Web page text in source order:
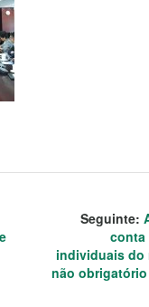
Seguinte:
conta
individuais do
não